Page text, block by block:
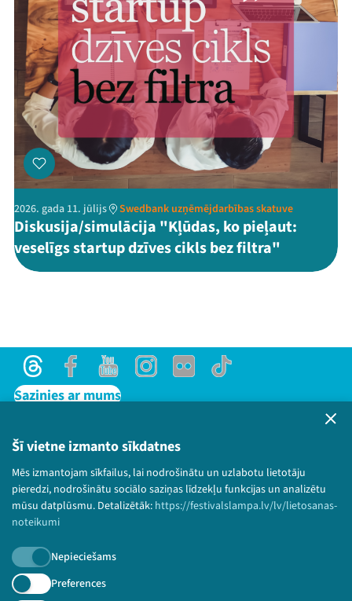
Šī vietne izmanto sīkdatnes
Mēs izmantojam sīkfailus, lai nodrošinātu un uzlabotu lietotāju
pieredzi, nodrošinātu sociālo saziņas līdzekļu funkcijas un analizētu
mūsu datplūsmu. Detalizētāk: https://festivalslampa.lv/lv/lietosanas-
noteikumi
Nepieciešams
Preferences
2026. gada 11. jūlijs Swedbank uzņēmējdarbības skatuve
Diskusija/simulācija "Kļūdas, ko pieļaut:
veselīgs startup dzīves cikls bez filtra"
ThreadsFacebookYoutubeInstagram
Flick TikTok
Sazinies ar mums
Lietošanas noteikumi un sīkdatņu politika
Bērnu aizsardzības politika
© 2026 Sarunu festivāls LAMPA Visas tiesības
paturētas.
Piesakies jaunumiem!